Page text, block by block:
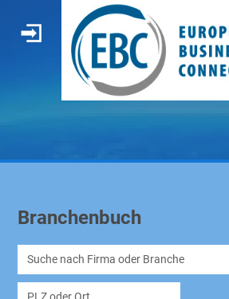
Branchenbuch